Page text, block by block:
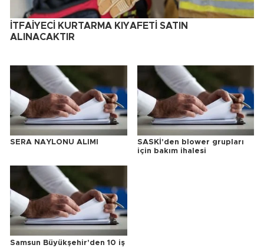
İTFAİYECİ KURTARMA KIYAFETİ SATIN
ALINACAKTIR
SERA NAYLONU ALIMI
SASKİ'den blower grupları
için bakım ihalesi
Samsun Büyükşehir'den 10 iş